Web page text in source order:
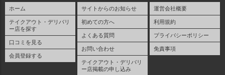
ホーム
テイクアウト・デリバリ
ー店を探す
口コミを見る
会員登録する
サイトからのお知らせ
初めての方へ
よくある質問
お問い合わせ
テイクアウト・デリバリ
ー店掲載の申し込み
運営会社概要
利用規約
プライバシーポリシー
免責事項